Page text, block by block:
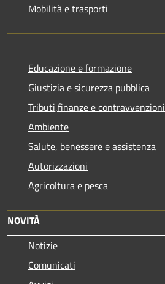
Mobilità e trasporti
Educazione e formazione
Giustizia e sicurezza pubblica
Tributi,finanze e contravvenzioni
Ambiente
Salute, benessere e assistenza
Autorizzazioni
Agricoltura e pesca
NOVITÀ
Notizie
Comunicati